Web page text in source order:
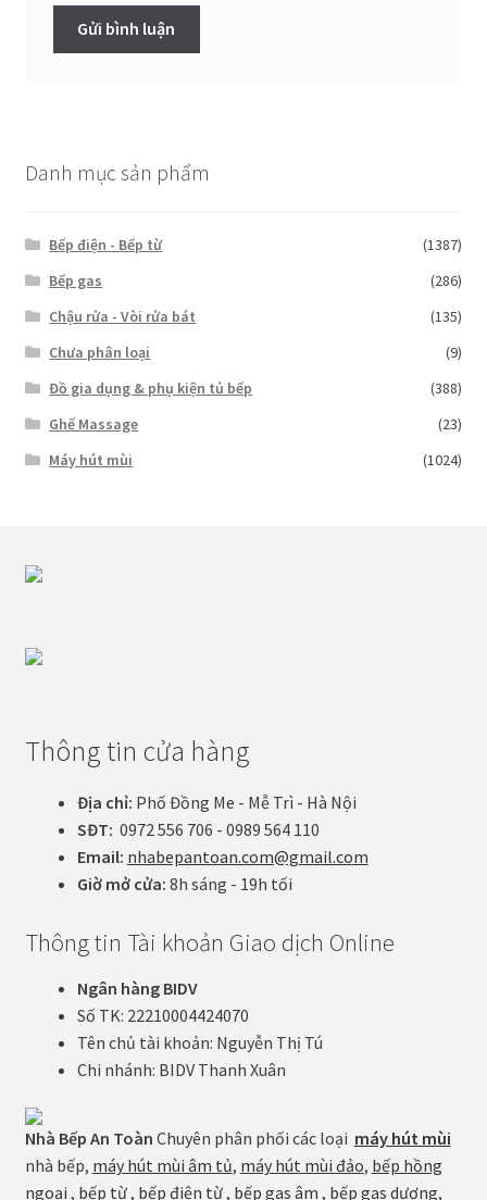
Danh mục sản phẩm
Bếp điện - Bếp từ
(1387)
Bếp gas
(286)
Chậu rửa - Vòi rửa bát
(135)
Chưa phân loại
(9)
Đồ gia dụng & phụ kiện tủ bếp
(388)
Ghế Massage
(23)
Máy hút mùi
(1024)
Thông tin cửa hàng
Địa chỉ: Phố Đồng Me - Mễ Trì - Hà Nội
SĐT: 0972 556 706 - 0989 564 110
Email: nhabepantoan.com@gmail.com
Giờ mở cửa: 8h sáng - 19h tối
Thông tin Tài khoản Giao dịch Online
Ngân hàng BIDV
Số TK: 22210004424070
Tên chủ tài khoản: Nguyễn Thị Tú
Chi nhánh: BIDV Thanh Xuân
Nhà Bếp An Toàn Chuyên phân phối các loại máy hút mùi
nhà bếp, máy hút mùi âm tủ, máy hút mùi đảo, bếp hồng
ngoại , bếp từ, bếp điện từ, bếp gas âm , bếp gas dương,